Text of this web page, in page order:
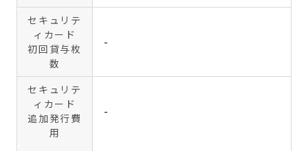
セキュリテ
ィカード
初回貸与枚
数
-
セキュリテ
ィカード
追加発行費
用
-